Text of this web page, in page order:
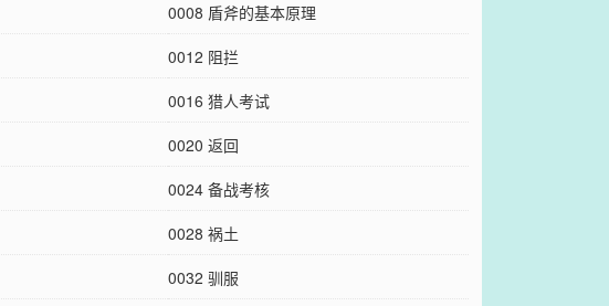
0008 盾斧的基本原理
0012 阻拦
0016 猎人考试
0020 返回
0024 备战考核
0028 祸土
0032 驯服